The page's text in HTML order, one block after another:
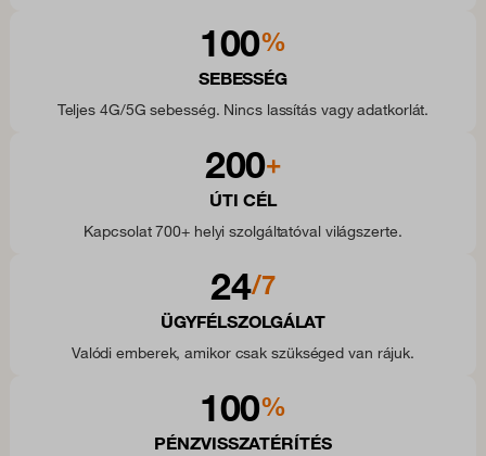
100%
SEBESSÉG
Teljes 4G/5G sebesség. Nincs lassítás vagy adatkorlát.
200+
ÚTI CÉL
Kapcsolat 700+ helyi szolgáltatóval világszerte.
24/7
ÜGYFÉLSZOLGÁLAT
Valódi emberek, amikor csak szükséged van rájuk.
100%
PÉNZVISSZATÉRÍTÉS